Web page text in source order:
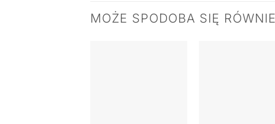
MOŻE SPODOBA SIĘ